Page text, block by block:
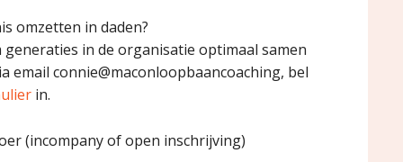
omzetten in daden?
in de organisatie optimaal samen
email connie@maconloopbaancoaching, bel
in.
(incompany of open inschrijving)